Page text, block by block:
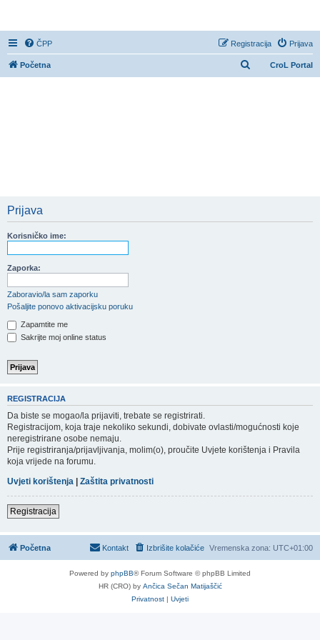
ČPP Prijava
Registracija
CroL Portal
Početna
Prijava
Korisničko ime:
Zaporka:
Zaboravio/la sam zaporku
Pošaljite ponovo aktivacijsku poruku
Zapamtite me
Sakrijte moj online status
REGISTRACIJA
Da biste se mogao/la prijaviti, trebate se registrirati.
Registracijom, koja traje nekoliko sekundi, dobivate ovlasti/mogućnosti koje
neregistrirane osobe nemaju.
Prije registriranja/prijavljivanja, molim(o), proučite Uvjete korištenja i Pravila
koja vrijede na forumu.
Uvjeti korištenja | Zaštita privatnosti
Registracija
Početna Vremenska zona: UTC+01:00
Izbrišite kolačiće
Kontakt
Powered by phpBB® Forum Software © phpBB Limited
HR (CRO) by Ančica Sečan Matijaščić
Privatnost | Uvjeti